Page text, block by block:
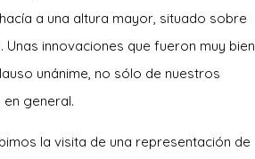
a una altura mayor, situado sobre
innovaciones que fueron muy bien
unánime, no sólo de nuestros
general.
la visita de una representación de